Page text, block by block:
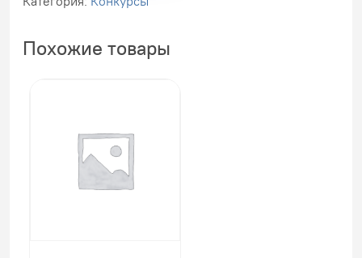
конкурс
проектных
Похожие товары